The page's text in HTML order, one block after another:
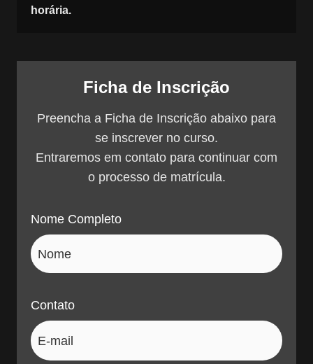
horária.
Ficha de Inscrição
Preencha a Ficha de Inscrição abaixo para
se inscrever no curso.
Entraremos em contato para continuar com
o processo de matrícula.
Nome Completo
Contato